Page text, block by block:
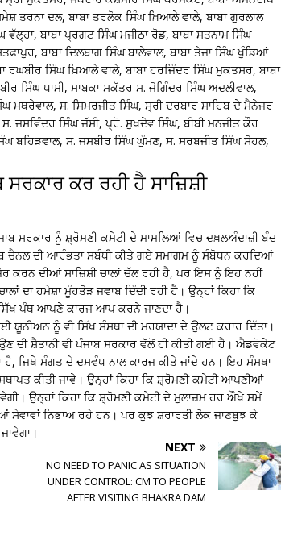
ਤਰਨਾ ਦਲ, ਬਾਬਾ ਤਰਲੋਕ ਸਿੰਘ ਖ਼ਿਆਲੇ ਵਾਲੇ, ਬਾਬਾ ਗੁਰਲਾਲ
ਬਾਬਾ ਪ੍ਰਗਟ ਸਿੰਘ ਮਜੀਠਾ ਰੋਡ, ਬਾਬਾ ਸਤਨਾਮ ਸਿੰਘ
ਬਾਬਾ ਦਿਲਬਾਗ ਸਿੰਘ ਬਾਲੇਵਾਲ, ਬਾਬਾ ਤੇਜਾ ਸਿੰਘ ਖੁੰਡਿਆਂ
ਰਘਬੀਰ ਸਿੰਘ ਖ਼ਿਆਲੇ ਵਾਲੇ, ਬਾਬਾ ਹਰਜਿੰਦਰ ਸਿੰਘ ਮੁਕਤਸਰ, ਬਾਬਾ
ਸਿੰਘ ਧਾਮੀ, ਸਾਬਕਾ ਸਕੱਤਰ ਸ. ਜੋਗਿੰਦਰ ਸਿੰਘ ਅਦਲੀਵਾਲ,
ਮਥਰੇਵਾਲ, ਸ. ਸਿਮਰਜੀਤ ਸਿੰਘ, ਸ੍ਰੀ ਦਰਬਾਰ ਸਾਹਿਬ ਦੇ ਮੈਨੇਜਰ
ਜਸਵਿੰਦਰ ਸਿੰਘ ਜੱਸੀ, ਪ੍ਰੋ. ਸੁਖਦੇਵ ਸਿੰਘ, ਬੀਬੀ ਮਨਜੀਤ ਕੌਰ
ਬਹਿੜਵਾਲ, ਸ. ਜਸਬੀਰ ਸਿੰਘ ਘੁੰਮਣ, ਸ. ਸਰਬਜੀਤ ਸਿੰਘ ਸੋਹਲ,
ਕਰ ਰਹੀ ਹੈ ਸਾਜ਼ਿਸ਼ੀ
ਸਰਕਾਰ ਨੂੰ ਸ਼੍ਰੋਮਣੀ ਕਮੇਟੀ ਦੇ ਮਾਮਲਿਆਂ ਵਿਚ ਦਖ਼ਲਅੰਦਾਜ਼ੀ ਬੰਦ
ਚੈਨਲ ਦੀ ਆਰੰਭਤਾ ਸਬੰਧੀ ਕੀਤੇ ਗਏ ਸਮਾਗਮ ਨੂੰ ਸੰਬੋਧਨ ਕਰਦਿਆਂ
ਕਰਨ ਦੀਆਂ ਸਾਜ਼ਿਸ਼ੀ ਚਾਲਾਂ ਚੱਲ ਰਹੀ ਹੈ, ਪਰ ਇਸ ਨੂੰ ਇਹ ਨਹੀਂ
ਦਾ ਹਮੇਸ਼ਾ ਮੂੰਹਤੋੜ ਜਵਾਬ ਦਿੰਦੀ ਰਹੀ ਹੈ। ਉਨ੍ਹਾਂ ਕਿਹਾ ਕਿ
ਪੰਥ ਆਪਣੇ ਕਾਰਜ ਆਪ ਕਰਨੇ ਜਾਣਦਾ ਹੈ।
ਯੂਨੀਅਨ ਨੂੰ ਵੀ ਸਿੱਖ ਸੰਸਥਾ ਦੀ ਮਰਯਾਦਾ ਦੇ ਉਲਟ ਕਰਾਰ ਦਿੱਤਾ।
ਦੀ ਸ਼ੈਤਾਨੀ ਵੀ ਪੰਜਾਬ ਸਰਕਾਰ ਵੱਲੋਂ ਹੀ ਕੀਤੀ ਗਈ ਹੈ। ਐਡਵੋਕੇਟ
ਜਿਥੇ ਸੰਗਤ ਦੇ ਦਸਵੰਧ ਨਾਲ ਕਾਰਜ ਕੀਤੇ ਜਾਂਦੇ ਹਨ। ਇਹ ਸੰਸਥਾ
ਕੀਤੀ ਜਾਵੇ। ਉਨ੍ਹਾਂ ਕਿਹਾ ਕਿ ਸ਼੍ਰੋਮਣੀ ਕਮੇਟੀ ਆਪਣੀਆਂ
ਉਨ੍ਹਾਂ ਕਿਹਾ ਕਿ ਸ਼੍ਰੋਮਣੀ ਕਮੇਟੀ ਦੇ ਮੁਲਾਜ਼ਮ ਹਰ ਔਖੇ ਸਮੇਂ
ਸੇਵਾਵਾਂ ਨਿਭਾਅ ਰਹੇ ਹਨ। ਪਰ ਕੁਝ ਸ਼ਰਾਰਤੀ ਲੋਕ ਜਾਣਬੁਝ ਕੇ
NEXT
NO NEED TO PANIC AS SITUATION
UNDER CONTROL: CM TO PEOPLE
AFTER VISITING BHAKRA DAM